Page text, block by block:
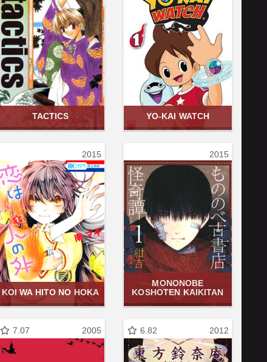
TACTICS YO-KAI WATCH
2015
KOI WA HITO NO HOKA
2015
MONONOBE
KOSHOTEN KAIKITAN
7.07 2005 6.82 2012